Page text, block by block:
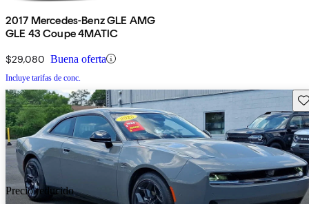
2017 Mercedes-Benz GLE AMG
GLE 43 Coupe 4MATIC
$29,080 Buena oferta
Incluye tarifas de conc.
Precio reducido